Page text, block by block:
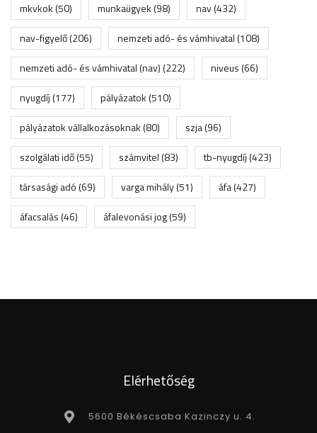
mkvkok(50) munkaügyek(98) nav(432)
nav-figyelő(206) nemzeti adó- és vámhivatal(108)
nemzeti adó- és vámhivatal (nav)(222) niveus(66)
nyugdíj(177) pályázatok(510)
pályázatok vállalkozásoknak(80) szja(96)
szolgálati idő(55) számvitel(83) tb-nyugdíj(423)
társasági adó(69) varga mihály(51) áfa(427)
áfacsalás(46) áfalevonási jog(59)
Elérhetőség
5600 Békéscsaba Kazinczy u. 4.